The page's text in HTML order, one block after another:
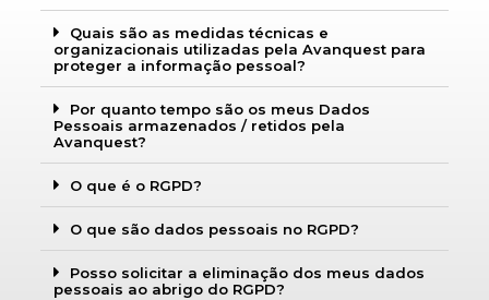
Quais são as medidas técnicas e
organizacionais utilizadas pela Avanquest para
proteger a informação pessoal?
Por quanto tempo são os meus Dados
Pessoais armazenados / retidos pela
Avanquest?
O que é o RGPD?
O que são dados pessoais no RGPD?
Posso solicitar a eliminação dos meus dados
pessoais ao abrigo do RGPD?